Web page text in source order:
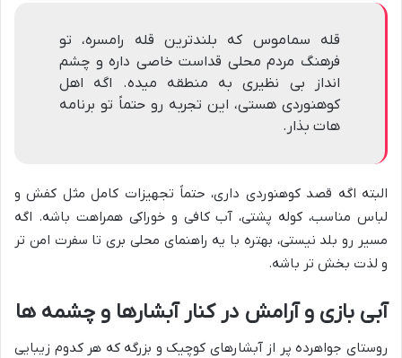
قله سماموس که بلندترین قله رامسره، تو
فرهنگ مردم محلی قداست خاصی داره و چشم
انداز بی نظیری به منطقه میده. اگه اهل
کوهنوردی هستی، این تجربه رو حتماً تو برنامه
هات بذار.
البته اگه قصد کوهنوردی داری، حتماً تجهیزات کامل مثل کفش و
لباس مناسب، کوله پشتی، آب کافی و خوراکی همراهت باشه. اگه
مسیر رو بلد نیستی، بهتره با یه راهنمای محلی بری تا سفرت امن تر
و لذت بخش تر باشه.
آبی بازی و آرامش در کنار آبشارها و چشمه ها
روستای جواهرده پر از آبشارهای کوچیک و بزرگه که هر کدوم زیبایی